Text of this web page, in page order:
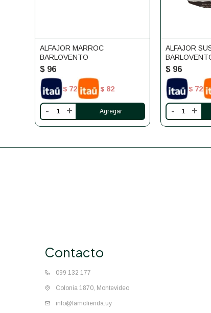
ALFAJOR MARROC
BARLOVENTO
$ 96
$ 72 $ 82
- +
ALFAJOR
$ 96
$ 72
- +
Contacto
099 132 177
Colonia 1870, Montevideo
info@lamolienda.uy